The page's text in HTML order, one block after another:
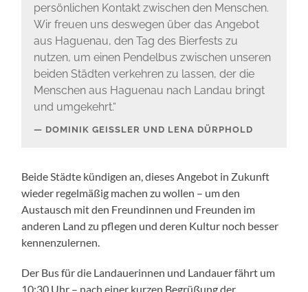
persönlichen Kontakt zwischen den Menschen.
Wir freuen uns deswegen über das Angebot
aus Haguenau, den Tag des Bierfests zu
nutzen, um einen Pendelbus zwischen unseren
beiden Städten verkehren zu lassen, der die
Menschen aus Haguenau nach Landau bringt
und umgekehrt.“
DOMINIK GEISSLER UND LENA DÜRPHOLD
Beide Städte kündigen an, dieses Angebot in Zukunft
wieder regelmäßig machen zu wollen – um den
Austausch mit den Freundinnen und Freunden im
anderen Land zu pflegen und deren Kultur noch besser
kennenzulernen.
Der Bus für die Landauerinnen und Landauer fährt um
10:30 Uhr – nach einer kurzen Begrüßung der